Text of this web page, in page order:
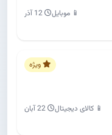
📱 موبایل
ویژه
📱 کالای دیجیتال